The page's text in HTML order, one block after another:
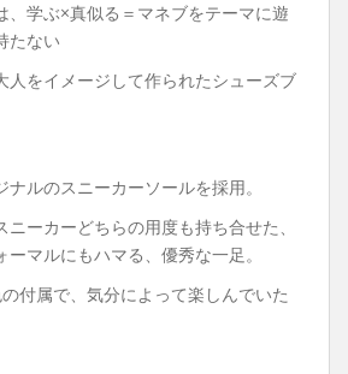
、学ぶ×真似る＝マネブをテーマに遊
たない
人をイメージして作られたシューズブ
ナルのスニーカーソールを採用。
ニーカーどちらの用度も持ち合せた、
ーマルにもハマる、優秀な一足。
付属で、気分によって楽しんでいた